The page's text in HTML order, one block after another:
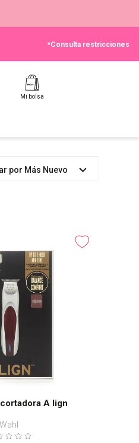
*Consulta restricciones
Mi bolsa
por Más Nuevo
A lign
Wahl